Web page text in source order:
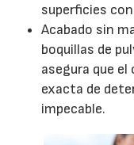
superficies
Acabado sin
boquillas de
asegura que
exacta de
impecable.